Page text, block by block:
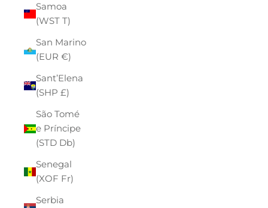
Samoa
(WST T)
San Marino
(EUR €)
Sant’Elena
(SHP £)
São Tomé
e Príncipe
(STD Db)
Senegal
(XOF Fr)
Serbia